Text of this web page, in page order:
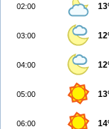
02:00
03:00
04:00
05:00
06:00